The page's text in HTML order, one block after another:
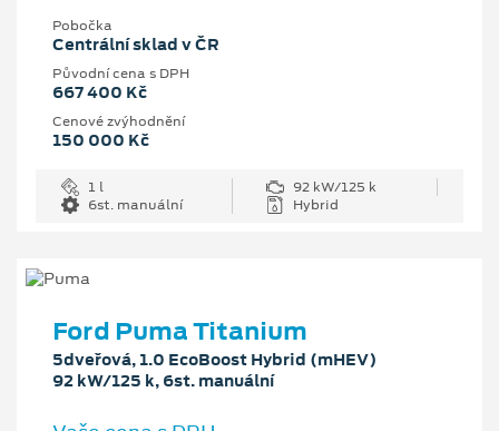
Pobočka
Centrální sklad v ČR
Původní cena s DPH
667 400 Kč
Cenové zvýhodnění
150 000 Kč
1 l
92 kW/125 k
6st. manuální
Hybrid
Ford Puma Titanium
5dveřová, 1.0 EcoBoost Hybrid (mHEV)
92 kW/125 k, 6st. manuální